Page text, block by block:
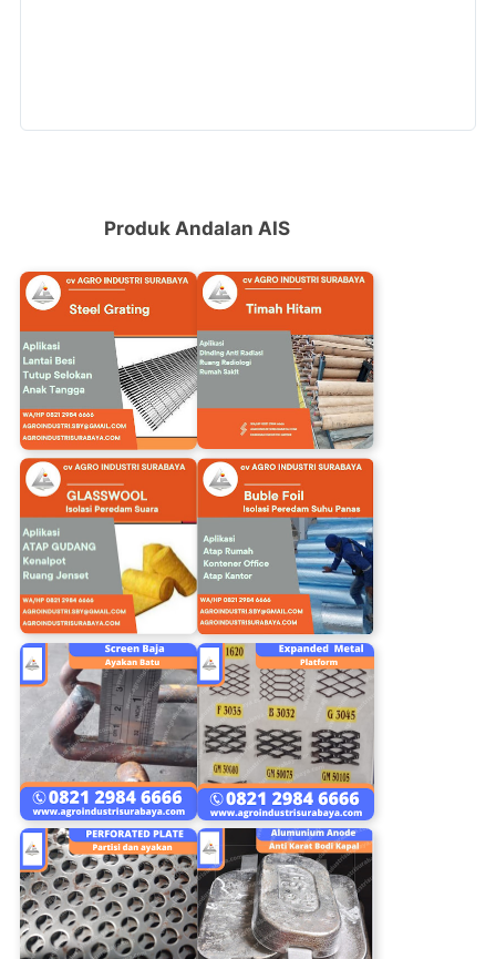
Produk Andalan AIS